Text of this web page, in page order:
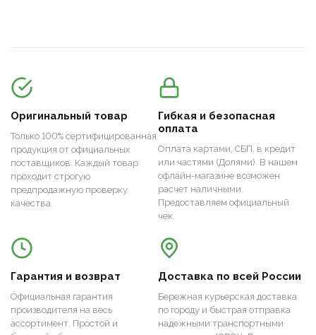
Оригинальный товар
Только 100% сертифицированная
продукция от официальных
поставщиков. Каждый товар
проходит строгую
предпродажную проверку
качества.
Гибкая и безопасная
оплата
Оплата картами, СБП, в кредит
или частями (Долями). В нашем
офлайн-магазине возможен
расчет наличными.
Предоставляем официальный
чек.
Гарантия и возврат
Официальная гарантия
производителя на весь
ассортимент. Простой и
Доставка по всей России
Бережная курьерская доставка
по городу и быстрая отправка
надежными транспортными